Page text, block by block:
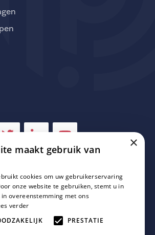
nieuwsbrief en mis geen enkele
×
maakt gebruik van
cookies om uw gebruikerservaring
onze website te gebruiken, stemt u in
overeenstemming met ons
verder
PRESTATIE